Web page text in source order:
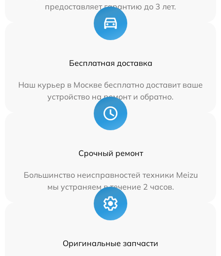
предоставляет гарантию до 3 лет.
Бесплатная доставка
Наш курьер в Москве бесплатно доставит ваше
устройство на ремонт и обратно.
Срочный ремонт
Большинство неисправностей техники Meizu
мы устраняем в течение 2 часов.
Оригинальные запчасти